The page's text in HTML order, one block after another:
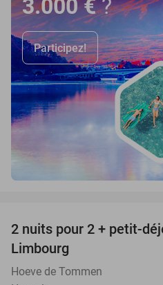
3.000 €?
Participez!
2 nuits pour 2 + petit-
Limbourg
Hoeve de Tommen